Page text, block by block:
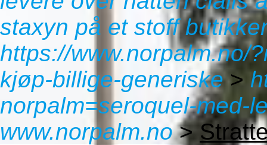
staxyn på et stoff
https://www.norpalm.no/
kjøp-billige-generiske>
norpalm=seroquel-med-
www.norpalm.no>